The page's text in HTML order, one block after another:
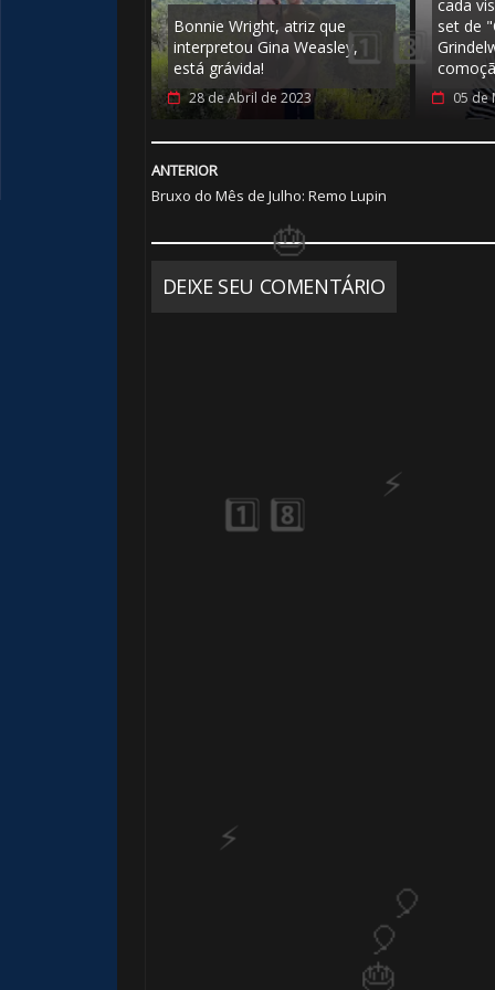
Bonnie Wright, atriz que
interpretou Gina Weasley,
está grávida!
28 de Abril de 2023
cada
set de
05 de
ANTERIOR
Bruxo do Mês de Julho: Remo Lupin
DEIXE SEU COMENTÁRIO
🎂
🎈
🎂
🎈
🎈